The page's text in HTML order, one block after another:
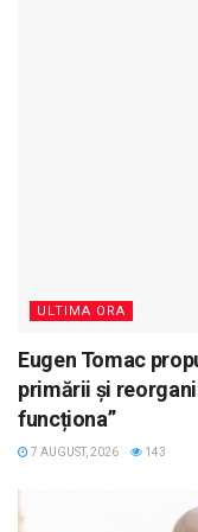
ULTIMA ORA
Eugen Tomac
primării și
funcționa”
7 AUGUST, 2026 143